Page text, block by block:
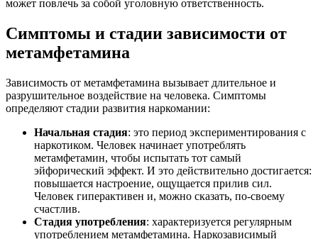
может повлечь за собой уголовную ответственность.
Симптомы и стадии зависимости от
метамфетамина
Зависимость от метамфетамина вызывает длительное и
разрушительное воздействие на человека. Симптомы
определяют стадии развития наркомании:
Начальная стадия: это период экспериментирования с
наркотиком. Человек начинает употреблять
метамфетамин, чтобы испытать тот самый
эйфорический эффект. И это действительно достигается:
повышается настроение, ощущается прилив сил.
Человек гиперактивен и, можно сказать, по-своему
счастлив.
Стадия употребления: характеризуется регулярным
употреблением метамфетамина. Наркозависимый